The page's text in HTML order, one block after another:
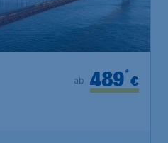
€
489*
ab